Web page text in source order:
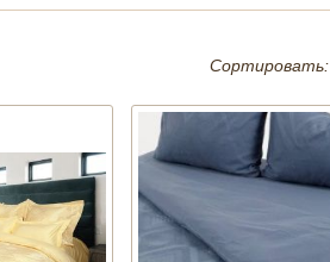
Сортировать: